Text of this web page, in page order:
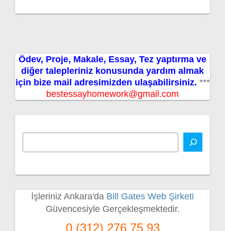
Ödev, Proje, Makale, Essay, Tez yaptırma ve
diğer talepleriniz konusunda yardım almak
için bize mail adresimizden ulaşabilirsiniz. ***
bestessayhomework@gmail.com
İşleriniz Ankara'da Bill Gates Web Şirketi
Güvencesiyle Gerçekleşmektedir.
0 (312) 276 75 93